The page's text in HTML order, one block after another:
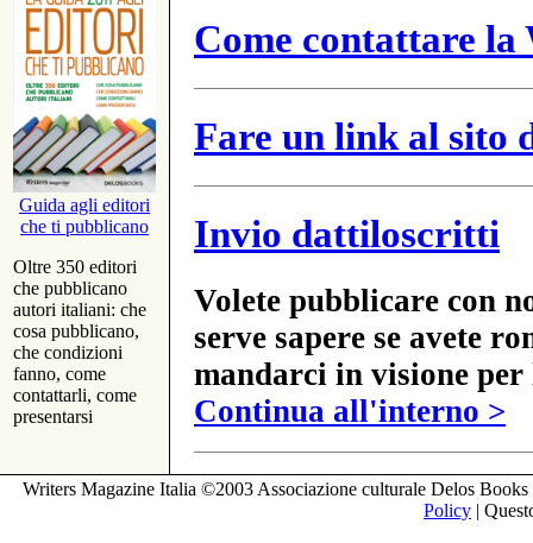
Guida agli editori
che ti pubblicano
Oltre 350 editori
che pubblicano
autori italiani: che
cosa pubblicano,
che condizioni
fanno, come
contattarli, come
presentarsi
Come contattare
Fare un link al sito
Invio dattiloscritti
Volete pubblicare con
serve sapere se avete
mandarci in visione
Continua all'interno >
Writers Magazine Italia ©2003 Associazione culturale Delos
Policy |